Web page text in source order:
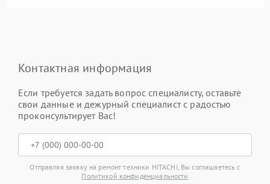
Контактная информация
Если требуется задать вопрос специалисту, оставьте
свои данные и дежурный специалист с радостью
проконсультирует Вас!
Отправляя заявку на ремонт техники HITACHI, Вы соглашаетесь с
Политикой конфиденциальности